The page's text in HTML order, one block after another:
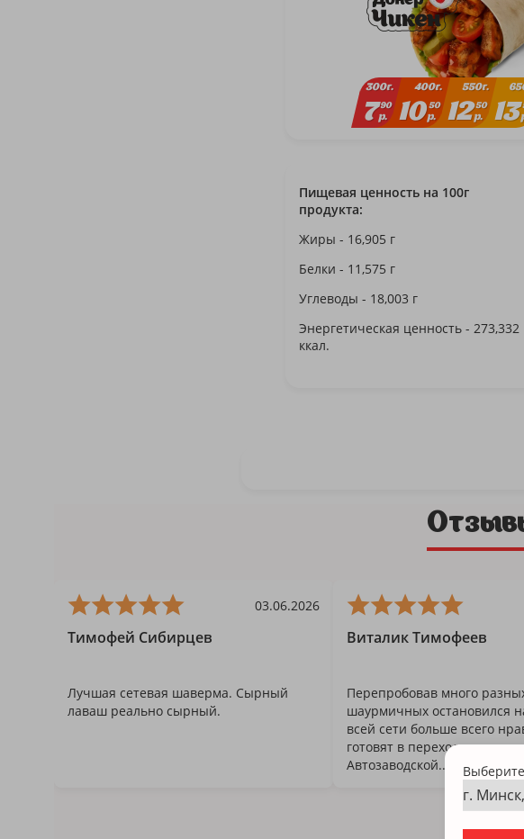
300г.
7 90
р.
400г.
10 50
р.
550г.
12 50
р.
13
Пищевая ценность на 100г
продукта:
Жиры - 16,905 г
Белки - 11,575 г
Углеводы - 18,003 г
Энергетическая ценность - 273,332
ккал.
03.06.2026
Тимофей Сибирцев
Лучшая сетевая шаверма. Сырный
лаваш реально сырный.
Виталик Тимофеев
Перепробовав много
шаурмичных остановился
всей сети больше всего
готовят в переходе метро
Автозаводской....